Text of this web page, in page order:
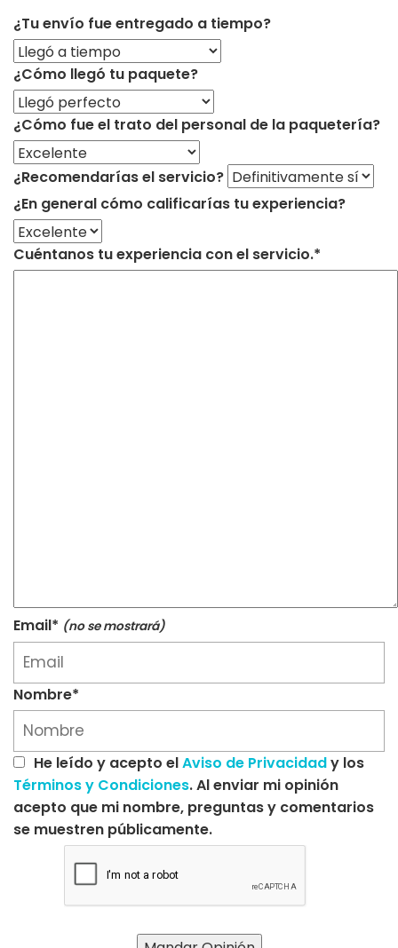
¿Tu envío fue entregado a tiempo?
¿Cómo llegó tu paquete?
¿Cómo fue el trato del personal de la paquetería?
¿Recomendarías el servicio?
¿En general cómo calificarías tu experiencia?
Cuéntanos tu experiencia con el servicio.*
Email* (no se mostrará)
Nombre*
He leído y acepto elAviso de Privacidady los
Términos y Condiciones. Al enviar mi opinión
acepto que mi nombre, preguntas y comentarios
se muestren públicamente.